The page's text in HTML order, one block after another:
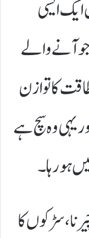
ایک ایسی
آنے والے
کا توازن
یہی وہ سچ ہے
ہو رہا۔
سڑکوں کا